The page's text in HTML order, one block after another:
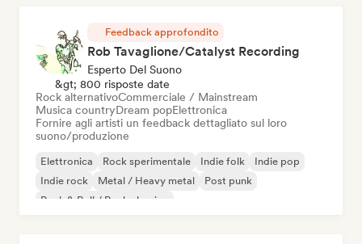
Feedback approfondito
Rob Tavaglione/Catalyst Recording
Esperto Del Suono
&gt; 800 risposte date
Rock alternativoCommerciale / Mainstream
Musica countryDream popElettronica
Fornire agli artisti un feedback dettagliato sul loro
suono/produzione
Elettronica Rock sperimentale Indie folk
Indie pop
Indie rock
Metal / Heavy metal
Post punk
Rock & Roll / Rock classico